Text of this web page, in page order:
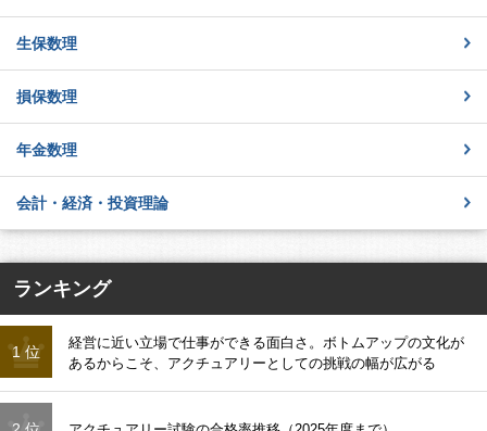
生保数理
損保数理
年金数理
会計・経済・投資理論
ランキング
1 位
経営に近い立場で仕事ができる面白さ。ボトムアップの文化が
あるからこそ、アクチュアリーとしての挑戦の幅が広がる